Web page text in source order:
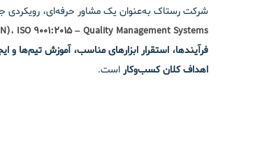
شرکت رستاک به‌عنوان یک مشاور حرفه‌ای، رویکردی
، ISO 9001:2015 – Quality Management Systems
فرآیندها، استقرار ابزارهای مناسب، آموزش تیم‌ها و
اهداف کلان کسب‌وکاراست.